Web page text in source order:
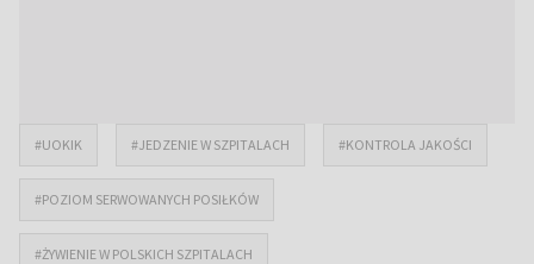
#UOKIK #JEDZENIE W SZPITALACH #KONTROLA JAKOŚCI
#POZIOM SERWOWANYCH POSIŁKÓW
#ŻYWIENIE W POLSKICH SZPITALACH